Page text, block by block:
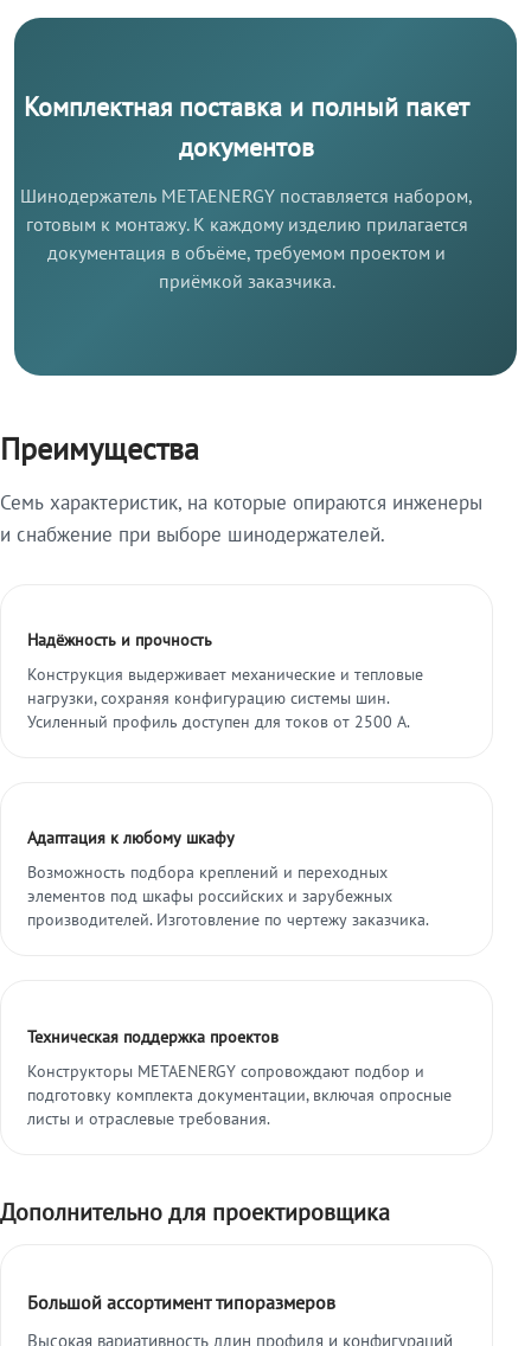
Комплектная поставка и полный пакет
документов
Шинодержатель METAENERGY поставляется набором,
готовым к монтажу. К каждому изделию прилагается
документация в объёме, требуемом проектом и
приёмкой заказчика.
Преимущества
Семь характеристик, на которые опираются инженеры
и снабжение при выборе шинодержателей.
Надёжность и прочность
Конструкция выдерживает механические и тепловые
нагрузки, сохраняя конфигурацию системы шин.
Усиленный профиль доступен для токов от 2500 А.
Адаптация к любому шкафу
Возможность подбора креплений и переходных
элементов под шкафы российских и зарубежных
производителей. Изготовление по чертежу заказчика.
Техническая поддержка проектов
Конструкторы METAENERGY сопровождают подбор и
подготовку комплекта документации, включая опросные
листы и отраслевые требования.
Дополнительно для проектировщика
Большой ассортимент типоразмеров
Высокая вариативность длин профиля и конфигураций